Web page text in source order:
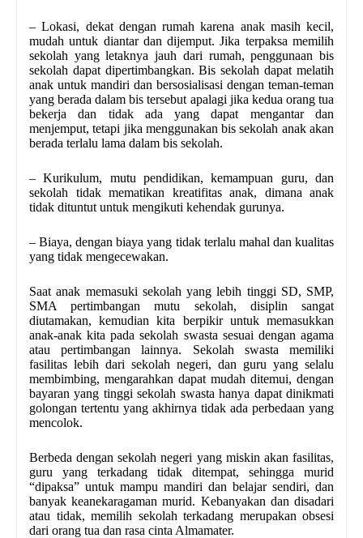
– Lokasi, dekat dengan rumah karena anak masih kecil,
mudah untuk diantar dan dijemput. Jika terpaksa memilih
sekolah yang letaknya jauh dari rumah, penggunaan bis
sekolah dapat dipertimbangkan. Bis sekolah dapat melatih
anak untuk mandiri dan bersosialisasi dengan teman-teman
yang berada dalam bis tersebut apalagi jika kedua orang tua
bekerja dan tidak ada yang dapat mengantar dan
menjemput, tetapi jika menggunakan bis sekolah anak akan
berada terlalu lama dalam bis sekolah.
– Kurikulum, mutu pendidikan, kemampuan guru, dan
sekolah tidak mematikan kreatifitas anak, dimana anak
tidak dituntut untuk mengikuti kehendak gurunya.
– Biaya, dengan biaya yang tidak terlalu mahal dan kualitas
yang tidak mengecewakan.
Saat anak memasuki sekolah yang lebih tinggi SD, SMP,
SMA pertimbangan mutu sekolah, disiplin sangat
diutamakan, kemudian kita berpikir untuk memasukkan
anak-anak kita pada sekolah swasta sesuai dengan agama
atau pertimbangan lainnya. Sekolah swasta memiliki
fasilitas lebih dari sekolah negeri, dan guru yang selalu
membimbing, mengarahkan dapat mudah ditemui, dengan
bayaran yang tinggi sekolah swasta hanya dapat dinikmati
golongan tertentu yang akhirnya tidak ada perbedaan yang
mencolok.
Berbeda dengan sekolah negeri yang miskin akan fasilitas,
guru yang terkadang tidak ditempat, sehingga murid
“dipaksa” untuk mampu mandiri dan belajar sendiri, dan
banyak keanekaragaman murid. Kebanyakan dan disadari
atau tidak, memilih sekolah terkadang merupakan obsesi
dari orang tua dan rasa cinta Almamater.